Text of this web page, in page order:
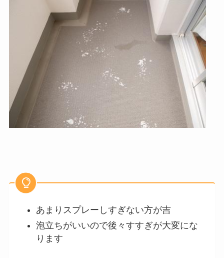
あまりスプレーしすぎない方が吉
泡立ちがいいので後々すすぎが大変にな
ります